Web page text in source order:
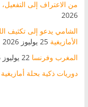
من الاعتراف إلى التفعيل،
2026
الشامي يدعو إلى تكثيف
الأمازيغية 25 يوليوز 2026
المغرب وفرنسا 22 يوليوز 2026
دوريات ذكية بحلة